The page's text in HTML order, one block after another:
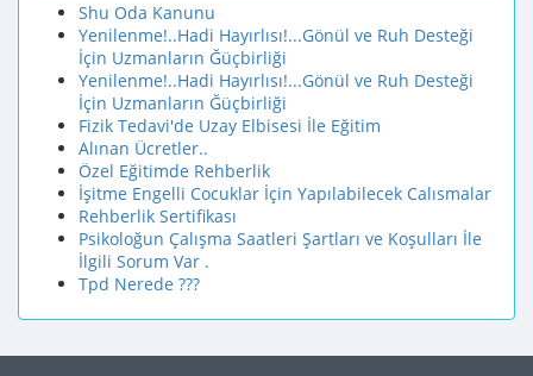
Shu Oda Kanunu
Yenilenme!..Hadi Hayırlısı!...Gönül ve Ruh Desteği
İçin Uzmanların Ğüçbirliği
Yenilenme!..Hadi Hayırlısı!...Gönül ve Ruh Desteği
İçin Uzmanların Ğüçbirliği
Fizik Tedavi'de Uzay Elbisesi İle Eğitim
Alınan Ücretler..
Özel Eğitimde Rehberlik
İşitme Engelli Cocuklar İçin Yapılabilecek Calısmalar
Rehberlik Sertifikası
Psikoloğun Çalışma Saatleri Şartları ve Koşulları İle
İlgili Sorum Var .
Tpd Nerede ???